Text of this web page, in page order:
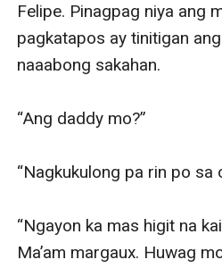
Felipe. Pinagpag niya ang
pagkatapos ay tinitigan
naaabong sakahan.
“Ang daddy mo?”
“Nagkukulong pa rin po sa
“Ngayon ka mas higit na
Ma’am margaux. Huwag